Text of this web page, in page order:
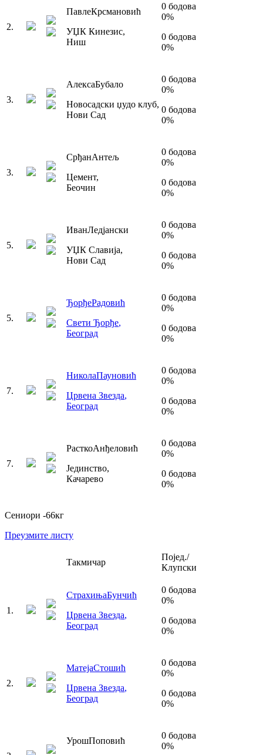
2.
ПавлеКрсмановић
УЏК Кинезис,
Ниш
0 бодова
0%
0 бодова
0%
3.
АлексаБубало
Новосадски џудо клуб,
Нови Сад
0 бодова
0%
0 бодова
0%
3.
СрђанАнтељ
Цемент,
Беочин
0 бодова
0%
0 бодова
0%
5.
ИванЛедјански
УЏК Славија,
Нови Сад
0 бодова
0%
0 бодова
0%
5.
ЂорђеРадовић
Свети Ђорђе,
Београд
0 бодова
0%
0 бодова
0%
7.
НиколаПауновић
Црвена Звезда,
Београд
0 бодова
0%
0 бодова
0%
7.
РасткоАнђеловић
Јединство,
Качарево
0 бодова
0%
0 бодова
0%
Сениори -66кг
Преузмите листу
Такмичар
Појед./
Клупски
1 .
СтрахињаБунчић
Црвена Звезда,
Београд
0 бодова
0%
0 бодова
0%
2.
МатејаСтошић
Црвена Звезда,
Београд
0 бодова
0%
0 бодова
0%
УрошПоповић
0 бодова
0%